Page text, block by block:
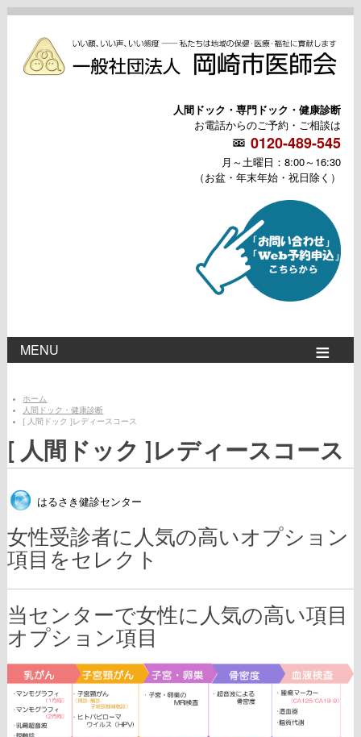
人間ドック・専門ドック・健康診断
お電話からのご予約・ご相談は
0120-489-545
月～土曜日：8:00～16:30
（お盆・年末年始・祝日除く）
MENU
ホーム
人間ドック・健康診断
[ 人間ドック ]レディースコース
[ 人間ドック ]レディースコース
はるさき健診センター
女性受診者に人気の高いオプション
項目をセレクト
当センターで女性に人気の高い項目
オプション項目